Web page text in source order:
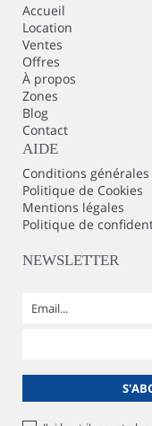
Accueil
Location
Ventes
Offres
À propos
Zones
Blog
Contact
AIDE
Conditions générales
Politique de Cookies
Mentions légales
Politique de
NEWSLETTER